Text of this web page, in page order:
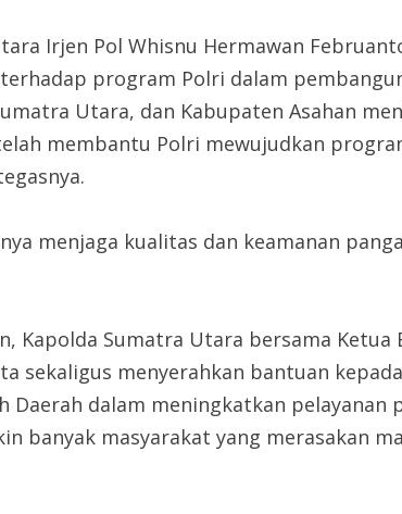
Irjen Pol Whisnu Hermawan
program Polri dalam
Utara, dan Kabupaten Asahan
membantu Polri mewujudkan
menjaga kualitas dan keamanan
Kapolda Sumatra Utara bersama
sekaligus menyerahkan bantuan
dalam meningkatkan pelayanan
banyak masyarakat yang merasakan